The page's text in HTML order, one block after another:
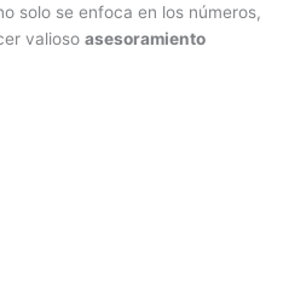
solo se enfoca en los números,
valiosoasesoramiento